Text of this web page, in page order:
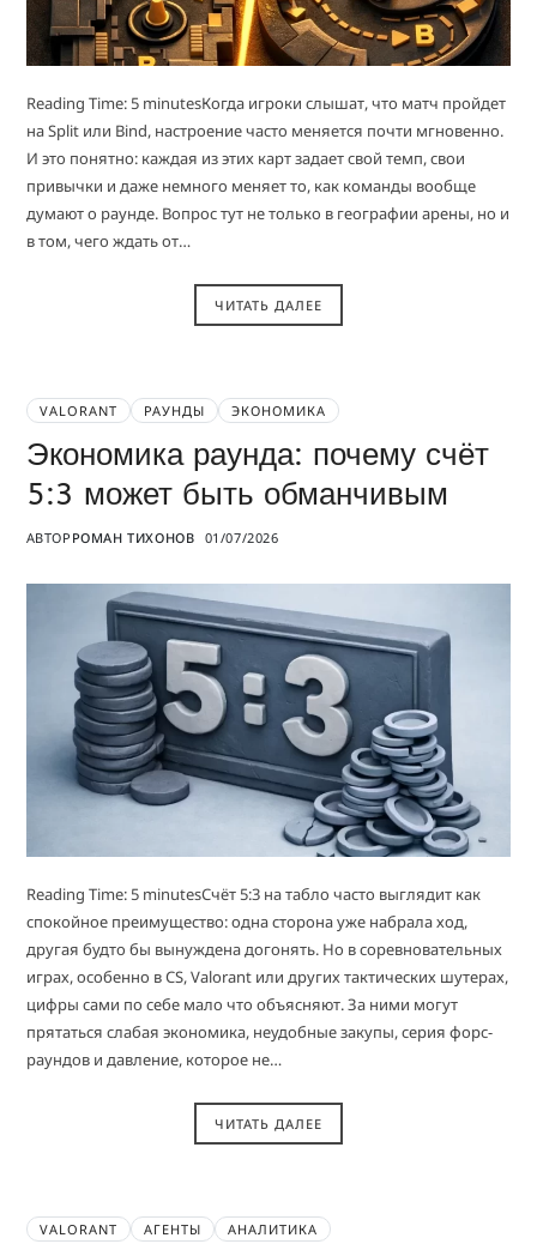
Reading Time: 5 minutesКогда игроки слышат, что матч пройдет
на Split или Bind, настроение часто меняется почти мгновенно.
И это понятно: каждая из этих карт задает свой темп, свои
привычки и даже немного меняет то, как команды вообще
думают о раунде. Вопрос тут не только в географии арены, но и
в том, чего ждать от…
ЧИТАТЬ ДАЛЕЕ
VALORANT РАУНДЫ ЭКОНОМИКА
Экономика раунда: почему счёт
5:3 может быть обманчивым
АВТОР РОМАН ТИХОНОВ 01/07/2026
Reading Time: 5 minutesСчёт 5:3 на табло часто выглядит как
спокойное преимущество: одна сторона уже набрала ход,
другая будто бы вынуждена догонять. Но в соревновательных
играх, особенно в CS, Valorant или других тактических шутерах,
цифры сами по себе мало что объясняют. За ними могут
прятаться слабая экономика, неудобные закупы, серия форс-
раундов и давление, которое не…
ЧИТАТЬ ДАЛЕЕ
VALORANT АГЕНТЫ АНАЛИТИКА